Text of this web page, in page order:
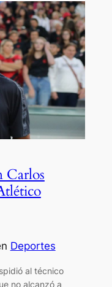
Carlos
Deportes
al técnico
no alcanzó a